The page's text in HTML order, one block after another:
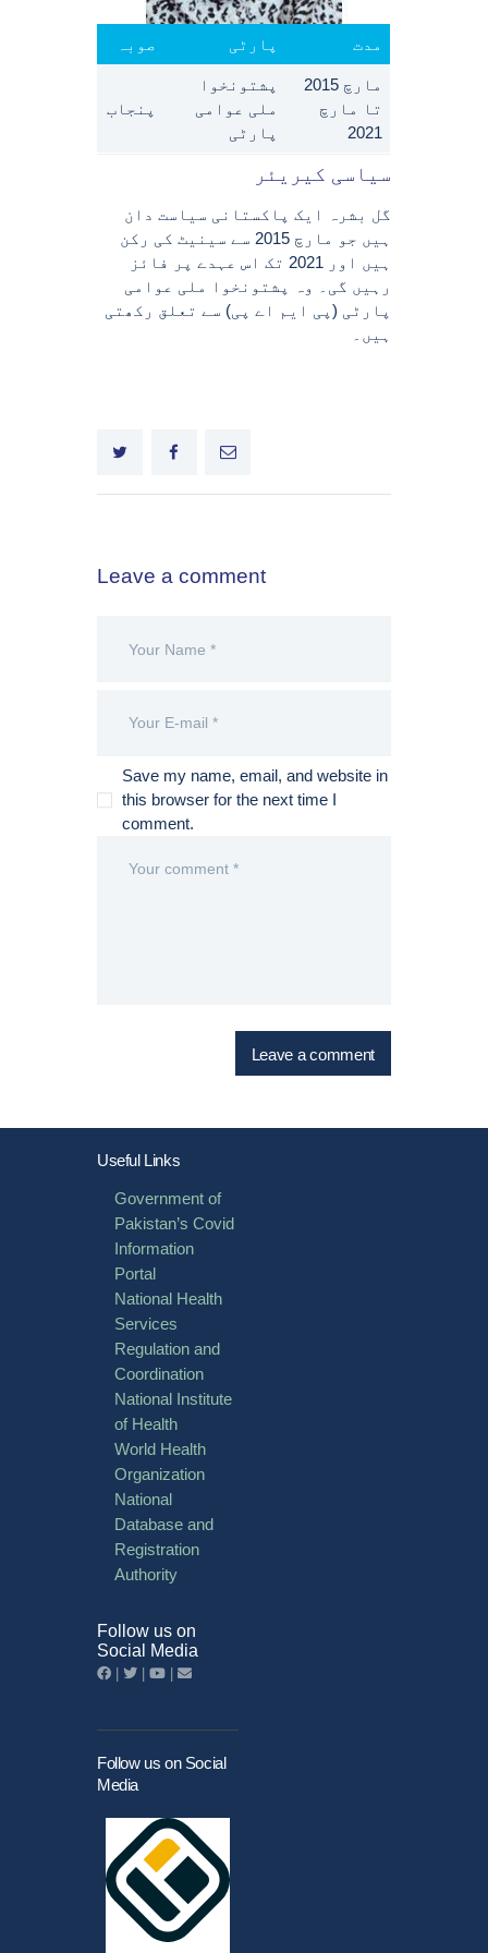
صوبہ پارٹی مدت
پنجاب
پشتونخوا
ملی عوامی
پارٹی
مارچ 2015
تا مارچ
2021
سیاسی کیریئر
گل بشرہ ایک پاکستانی سیاست دان
ہیں جو مارچ 2015 سے سینیٹ کی رکن
ہیں اور 2021 تک اس عہدے پر فائز
رہیں گی۔ وہ پشتونخوا ملی عوامی
پارٹی (پی ایم اے پی) سے تعلق رکھتی
ہیں۔
Leave a comment
Save my name, email, and website in
this browser for the next time I
comment.
Useful Links
Government of
Pakistan’s Covid
Information
Portal
National Health
Services
Regulation and
Coordination
National Institute
of Health
World Health
Organization
National
Database and
Registration
Authority
Follow us on
Social Media
Follow us on Social
Media